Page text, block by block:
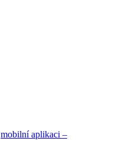
mobilní aplikaci –